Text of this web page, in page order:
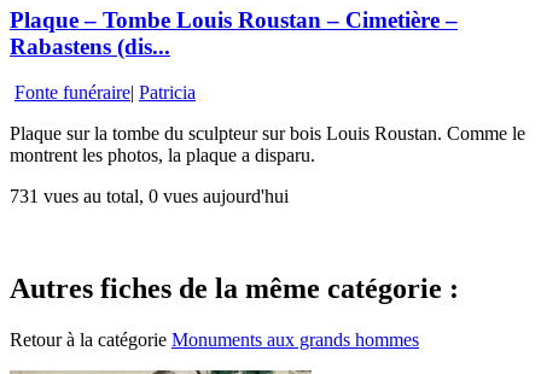
Plaque – Tombe Louis Roustan – Cimetière –
Rabastens (dis...
Fonte funéraire| Patricia
Plaque sur la tombe du sculpteur sur bois Louis Roustan. Comme le
montrent les photos, la plaque a disparu.
731 vues au total, 0 vues aujourd'hui
Autres fiches de la même catégorie :
Retour à la catégorie Monuments aux grands hommes